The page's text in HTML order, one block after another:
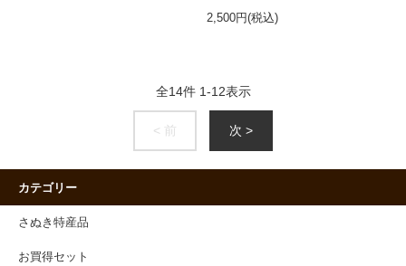
2,500円(税込)
全14件 1-12表示
< 前 次 >
カテゴリー
さぬき特産品
お買得セット